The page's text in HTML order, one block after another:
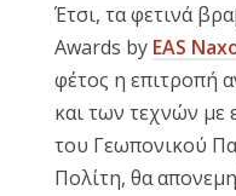
Έτσι, τα φετινά
Awards by EAS
φέτος η επιτροπή
και των τεχνών με
του Γεωπονικού
Πολίτη, θα